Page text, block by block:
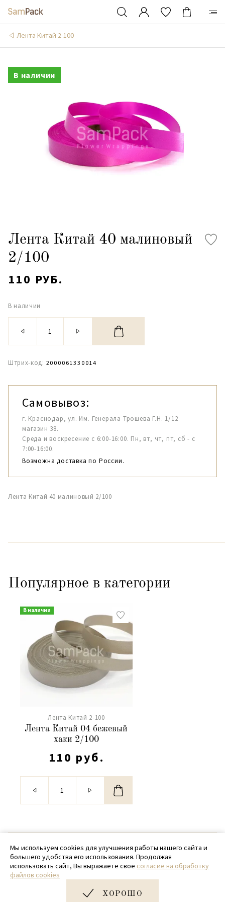
Лента Китай 2-100
В наличии
Лента Китай 40 малиновый
2/100
110 РУБ.
В наличии
Штрих-код: 2000061330014
Самовывоз:
г. Краснодар, ул. Им. Генерала Трошева Г.Н. 1/12
магазин 38.
Среда и воскресение с 6:00-16:00. Пн, вт, чт, пт, сб - с
7:00-16:00.
Возможна доставка по России.
Лента Китай 40 малиновый 2/100
Популярное в категории
В наличии
Лента Китай 2-100
Лента Китай 04 бежевый
хаки 2/100
110 руб.
© 2020 - 2026 SamPack
+ 7 (918) 699-97-87
zakaz@sampack.store
Дизайн и разработка сайта
Мы используем cookies для улучшения работы нашего сайта и
большего удобства его использования. Продолжая
использовать сайт, Вы выражаете своё согласие на обработку
файлов cookies
ХОРОШО